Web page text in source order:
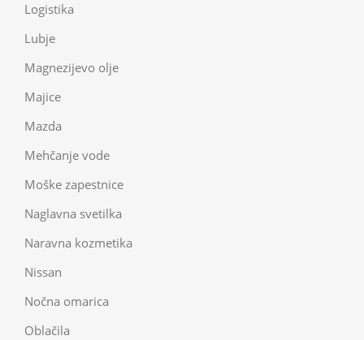
Logistika
Lubje
Magnezijevo olje
Majice
Mazda
Mehčanje vode
Moške zapestnice
Naglavna svetilka
Naravna kozmetika
Nissan
Nočna omarica
Oblačila